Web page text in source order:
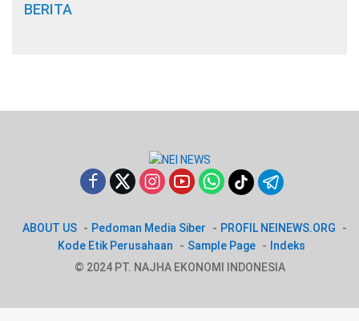
BERITA
ABOUT US Pedoman Media Siber
PROFIL NEINEWS.ORG
Kode Etik Perusahaan
Sample Page
Indeks
© 2024 PT. NAJHA EKONOMI INDONESIA